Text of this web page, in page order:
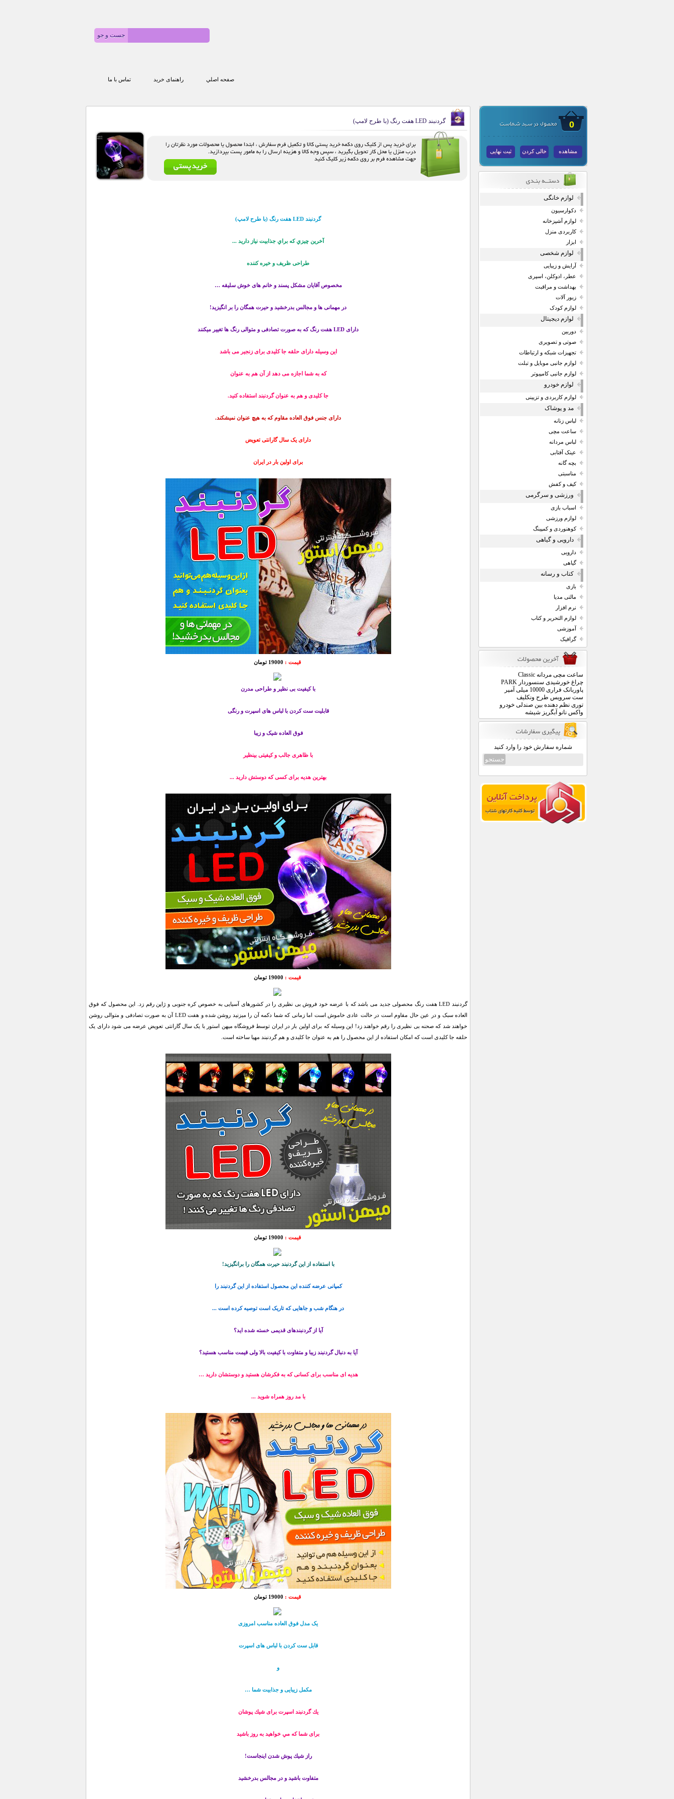
صفحه اصلي راهنمای خرید تماس با ما
0
مشاهده خالی کردن ثبت نهایی
لوازم خانگی
دکوارسیون
لوازم آشپزخانه
کاربردی منزل
ابزار
لوازم شخصی
آرایش و زیبایی
عطر، ادوکلن، اسپری
بهداشت و مراقبت
زیور آلات
لوازم کودک
لوازم دیجیتال
دوربین
صوتی و تصویری
تجهیزات شبکه و ارتباطات
لوازم جانبی موبایل و تبلت
لوازم جانبی کامپیوتر
لوازم خودرو
لوازم کاربردی و تزیینی
مد و پوشاک
لباس زنانه
ساعت مچی
لباس مردانه
عینک آفتابی
بچه گانه
مناسبتی
کیف و کفش
ورزشی و سرگرمی
اسباب بازی
لوازم ورزشی
کوهنوردی و کمپینگ
دارویی و گیاهی
دارویی
گیاهی
کتاب و رسانه
بازی
مالتی مدیا
نرم افزار
لوازم التحریر و کتاب
آموزشی
گرافیک
ساعت مچی مردانه Classic
چراغ خورشیدی سنسوردار PARK
پاوربانک فراری 10000 میلی آمپر
ست سرویس طرح ونکلیف
توری نظم دهنده بین صندلی خودرو
واکس نانو آبگریز شیشه
شماره سفارش خود را وارد کنید
گردنبند LED هفت رنگ (با طرح لامپ)
گردنبند LED هفت رنگ (با طرح لامپ)
آخرين چيزي كه براي جذابيت نياز داريد ...
طراحی ظریف و خیره کننده
مخصوص آقایان مشکل پسند و خانم های خوش سلیقه …
در مهمانی ها و مجالس بدرخشید و حیرت همگان را بر انگیزید!
دارای LED هفت رنگ که به صورت تصادفی و متوالی رنگ ها تغییر میکنند
این وسیله دارای حلقه جا کلیدی برای زنجیر می باشد
که به شما اجازه می دهد از آن هم به عنوان
جا کلیدی و هم به عنوان گردنبند استفاده کنید.
دارای جنس فوق العاده مقاوم که به هیچ عنوان نمیشکند.
دارای یک سال گارانتی تعویض
برای اولین بار در ایران
قیمت :
با کیفیت بی نظیر و طراحی مدرن
قابليت ست كردن با لباس های اسپرت و رنگی
فوق العاده شیک و زیبا
با ظاهری جالب و کیفیتی بینظیر
بهترین هدیه برای کسی که دوستش دارید ...
قیمت :
گردنبند LED هفت رنگ محصولی جدید می باشد که با عرضه خود فروش بی نظیری را در کشورهای آسیایی به خصوص کره جنوبی و ژاپن رقم زد. این محصول که فوق
العاده سبک و در عین حال مقاوم است در حالت عادی خاموش است اما زمانی که شما دکمه آن را میزنید روشن شده و هفت LED آن به صورت تصادفی و متوالی روشن
خواهند شد که صحنه بی نظیری را رقم خواهند زد! این وسیله که برای اولین بار در ایران توسط فروشگاه میهن استور با یک سال گارانتی تعویض عرضه می شود دارای یک
حلقه جا کلیدی است که امکان استفاده از این محصول را هم به عنوان جا کلیدی و هم گردنبند مهیا ساخته است.
قیمت :
با استفاده از این گردنبند حیرت همگان را برانگیزید!
کمپانی عرضه کننده این محصول استفاده از این گردنبند را
در هنگام شب و جاهایی که تاریک است توصیه کرده است ...
آیا از گردنبندهای قدیمی خسته شده اید؟
آیا به دنبال گردنبند زیبا و متفاوت با کیفیت بالا ولی قیمت مناسب هستید؟
هديه ای مناسب برای کسانی که به فکرشان هستید و دوستشان دارید …
با مد روز همراه شوید ...
قیمت :
یک مدل فوق العاده مناسب امروزی
قابل ست کردن با لباس های اسپرت
و
مکمل زیبایی و جذابیت شما …
يك گردنبند اسپرت برای شيك پوشان
برای شما كه مي خواهيد به روز باشيد
راز شيك پوش شدن اينجاست!
متفاوت باشيد و در مجالس بدرخشيد